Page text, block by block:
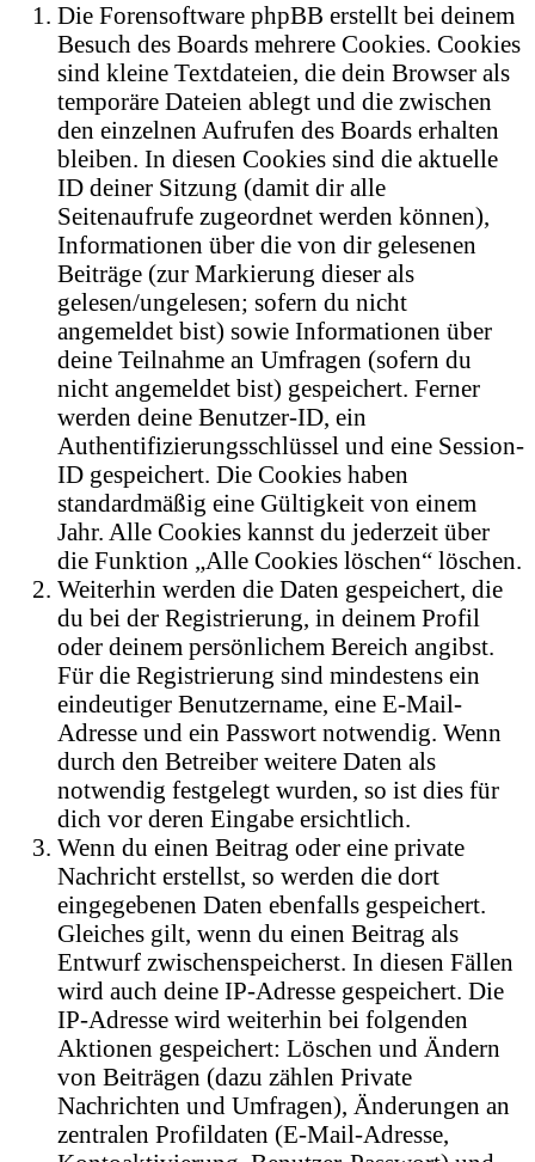
Die Forensoftware phpBB erstellt bei deinem
Besuch des Boards mehrere Cookies. Cookies
sind kleine Textdateien, die dein Browser als
temporäre Dateien ablegt und die zwischen
den einzelnen Aufrufen des Boards erhalten
bleiben. In diesen Cookies sind die aktuelle
ID deiner Sitzung (damit dir alle
Seitenaufrufe zugeordnet werden können),
Informationen über die von dir gelesenen
Beiträge (zur Markierung dieser als
gelesen/ungelesen; sofern du nicht
angemeldet bist) sowie Informationen über
deine Teilnahme an Umfragen (sofern du
nicht angemeldet bist) gespeichert. Ferner
werden deine Benutzer-ID, ein
Authentifizierungsschlüssel und eine Session-
ID gespeichert. Die Cookies haben
standardmäßig eine Gültigkeit von einem
Jahr. Alle Cookies kannst du jederzeit über
die Funktion „Alle Cookies löschen“ löschen.
Weiterhin werden die Daten gespeichert, die
du bei der Registrierung, in deinem Profil
oder deinem persönlichem Bereich angibst.
Für die Registrierung sind mindestens ein
eindeutiger Benutzername, eine E-Mail-
Adresse und ein Passwort notwendig. Wenn
durch den Betreiber weitere Daten als
notwendig festgelegt wurden, so ist dies für
dich vor deren Eingabe ersichtlich.
Wenn du einen Beitrag oder eine private
Nachricht erstellst, so werden die dort
eingegebenen Daten ebenfalls gespeichert.
Gleiches gilt, wenn du einen Beitrag als
Entwurf zwischenspeicherst. In diesen Fällen
wird auch deine IP-Adresse gespeichert. Die
IP-Adresse wird weiterhin bei folgenden
Aktionen gespeichert: Löschen und Ändern
von Beiträgen (dazu zählen Private
Nachrichten und Umfragen), Änderungen an
zentralen Profildaten (E-Mail-Adresse,